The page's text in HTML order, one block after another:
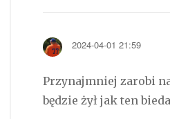
2024-04-01 21:59
Przynajmniej zarobi
będzie żył jak ten